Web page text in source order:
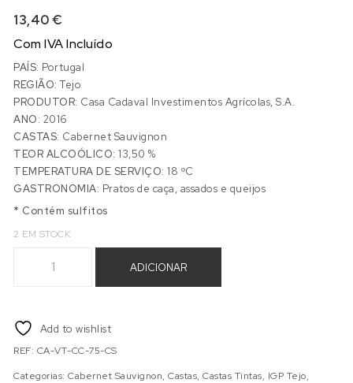
13,40€
Com IVA Incluído
PAÍS: Portugal
REGIÃO: Tejo
PRODUTOR: Casa Cadaval Investimentos Agrícolas, S.A.
ANO: 2016
CASTAS: Cabernet Sauvignon
TEOR ALCOÓLICO:13,50 %
TEMPERATURA DE SERVIÇO: 18 ºC
GASTRONOMIA: Pratos de caça, assados e queijos
* Contém sulfitos
2 EM STOCK
ADICIONAR
Add to wishlist
REF: CA-VT-CC-75-CS
Categorias:Cabernet Sauvignon,Castas,Castas Tintas, IGP Tejo,